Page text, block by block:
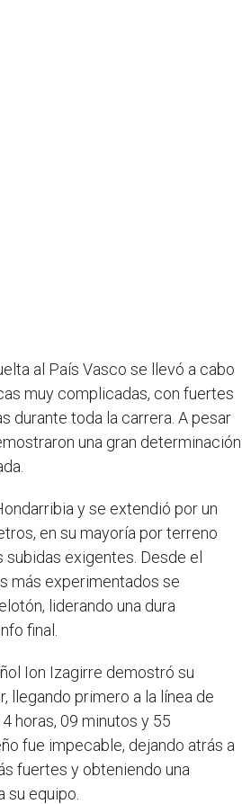
al País Vasco se llevó a cabo
muy complicadas, con fuertes
durante toda la carrera. A pesar
una gran determinación
y se extendió por un
en su mayoría por terreno
exigentes. Desde el
más experimentados se
liderando una dura
final.
Ion Izagirre demostró su
llegando primero a la línea de
horas, 09 minutos y 55
fue impecable, dejando atrás a
fuertes y obteniendo una
su equipo.